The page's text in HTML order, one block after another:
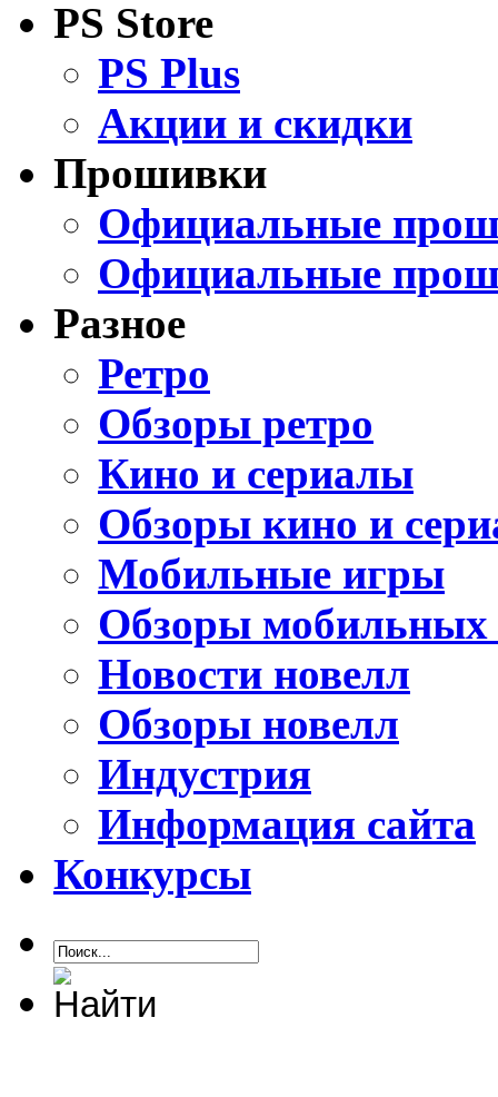
PS Store
PS Plus
Акции и скидки
Прошивки
Официальные
Официальные
Разное
Ретро
Обзоры ретро
Кино и сериалы
Обзоры кино и
Мобильные игры
Обзоры мобильных
Новости новелл
Обзоры новелл
Индустрия
Информация сайта
Конкурсы